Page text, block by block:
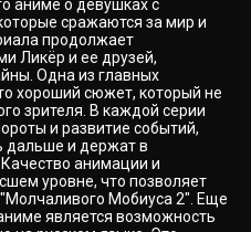
аниме о девушках с
сражаются за мир и
продолжает
Ликёр и ее друзей,
Одна из главных
хороший сюжет, который не
зрителя. В каждой серии
и развитие событий,
дальше и держат в
анимации и
уровне, что позволяет
Мобиуса 2". Еще
является возможность